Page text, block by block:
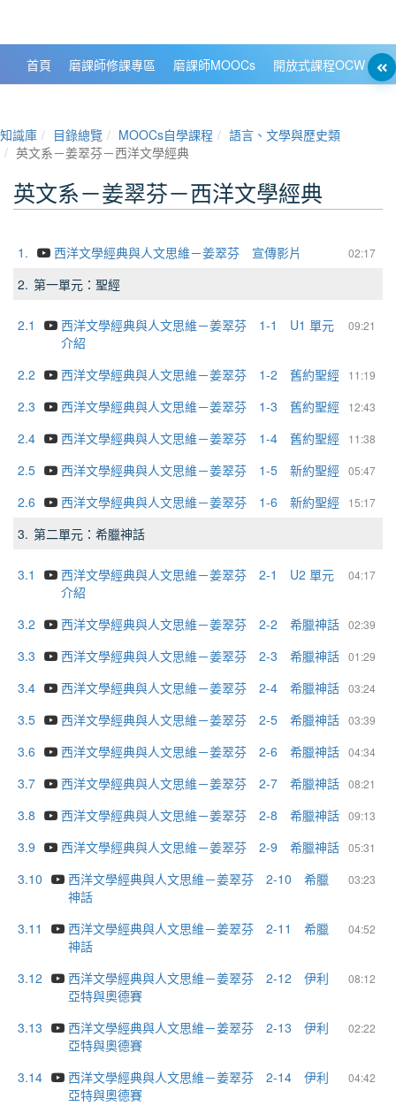
首頁 磨課師修課專區 磨課師MOOCs 開放式課程OCW
知識庫 目錄總覽 MOOCs自學課程
語言、文學與歷史類
英文系－姜翠芬－西洋文學經典
英文系－姜翠芬－西洋文學經典
1. 02:17
西洋文學經典與人文思維－姜翠芬 宣傳影片
2. 第一單元：聖經
2.1 09:21
西洋文學經典與人文思維－姜翠芬 1-1 U1 單元
介紹
2.2
11:19
西洋文學經典與人文思維－姜翠芬 1-2 舊約聖經
2.3
12:43
西洋文學經典與人文思維－姜翠芬 1-3 舊約聖經
2.4
11:38
西洋文學經典與人文思維－姜翠芬 1-4 舊約聖經
2.5
05:47
西洋文學經典與人文思維－姜翠芬 1-5 新約聖經
2.6
15:17
西洋文學經典與人文思維－姜翠芬 1-6 新約聖經
3. 第二單元：希臘神話
3.1 04:17
西洋文學經典與人文思維－姜翠芬 2-1 U2 單元
介紹
3.2
02:39
西洋文學經典與人文思維－姜翠芬 2-2 希臘神話
3.3
01:29
西洋文學經典與人文思維－姜翠芬 2-3 希臘神話
3.4
03:24
西洋文學經典與人文思維－姜翠芬 2-4 希臘神話
3.5
03:39
西洋文學經典與人文思維－姜翠芬 2-5 希臘神話
3.6
04:34
西洋文學經典與人文思維－姜翠芬 2-6 希臘神話
3.7
08:21
西洋文學經典與人文思維－姜翠芬 2-7 希臘神話
3.8
09:13
西洋文學經典與人文思維－姜翠芬 2-8 希臘神話
3.9
05:31
西洋文學經典與人文思維－姜翠芬 2-9 希臘神話
3.10
03:23
西洋文學經典與人文思維－姜翠芬 2-10 希臘
神話
3.11
04:52
西洋文學經典與人文思維－姜翠芬 2-11 希臘
神話
3.12
08:12
西洋文學經典與人文思維－姜翠芬 2-12 伊利
亞特與奧德賽
3.13
02:22
西洋文學經典與人文思維－姜翠芬 2-13 伊利
亞特與奧德賽
3.14
04:42
西洋文學經典與人文思維－姜翠芬 2-14 伊利
亞特與奧德賽